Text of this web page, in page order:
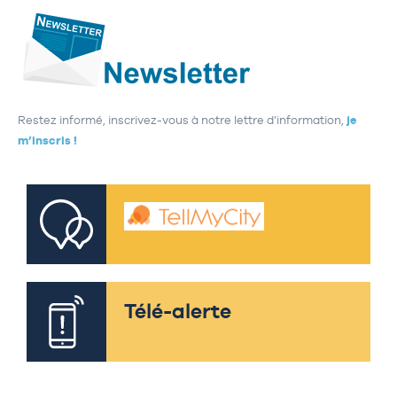
Restez informé, inscrivez-vous à notre lettre d’information, je
m’inscris !
Télé-alerte